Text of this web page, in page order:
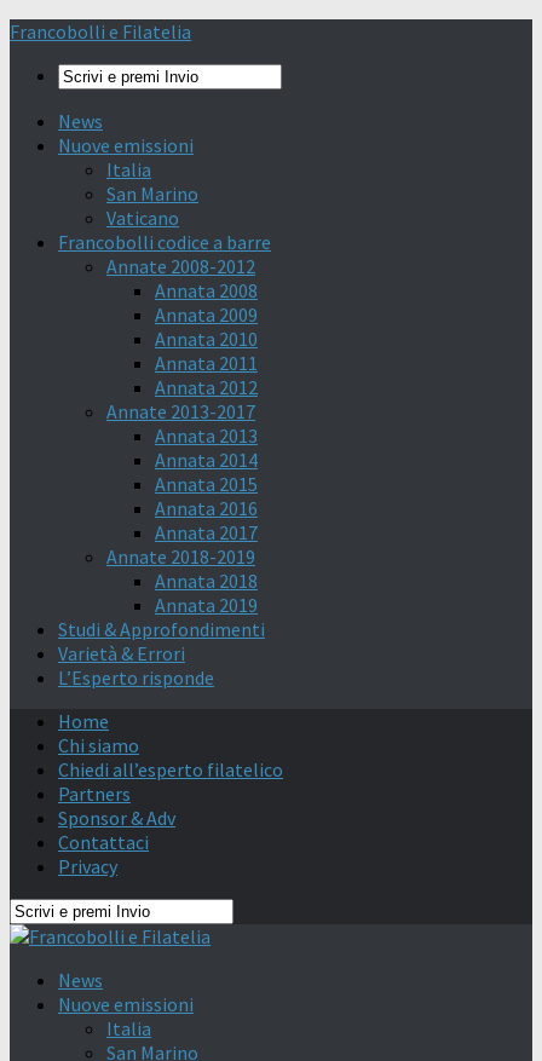
Francobolli e Filatelia
News
Nuove emissioni
Italia
San Marino
Vaticano
Francobolli codice a barre
Annate 2008-2012
Annata 2008
Annata 2009
Annata 2010
Annata 2011
Annata 2012
Annate 2013-2017
Annata 2013
Annata 2014
Annata 2015
Annata 2016
Annata 2017
Annate 2018-2019
Annata 2018
Annata 2019
Studi & Approfondimenti
Varietà & Errori
L’Esperto risponde
Home
Chi siamo
Chiedi all’esperto filatelico
Partners
Sponsor & Adv
Contattaci
Privacy
News
Nuove emissioni
Italia
San Marino